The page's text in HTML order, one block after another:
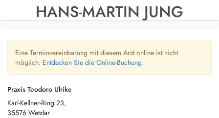
HANS-MARTIN JUNG
Eine Terminvereinbarung mit diesem Arzt online ist nicht
möglich. Entdecken Sie die Online-Buchung.
Praxis Teodoro Ulrike
Karl-Kellner-Ring 23,
35576 Wetzlar